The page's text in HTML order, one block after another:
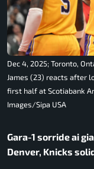
Dec 4, 2025; Toronto,
James (23) reacts after
first half at Scotiabank
Images/Sipa USA
Gara-1 sorride ai
Denver, Knicks